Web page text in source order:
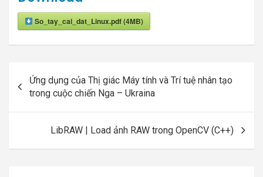
So_tay_cai_dat_Linux.pdf (4MB)
Post
navigation
Ứng dụng của Thị giác Máy tính và Trí tuệ nhân tạo
trong cuộc chiến Nga – Ukraina
LibRAW | Load ảnh RAW trong OpenCV (C++)